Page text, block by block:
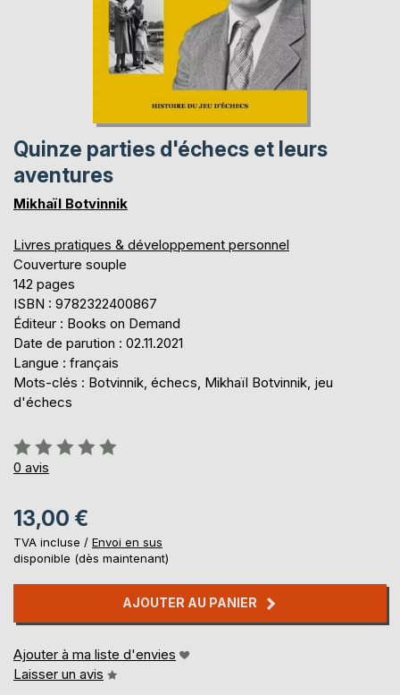
Quinze parties d'échecs et leurs
aventures
Mikhaïl Botvinnik
Livres pratiques & développement personnel
Couverture souple
142 pages
ISBN : 9782322400867
Éditeur : Books on Demand
Date de parution : 02.11.2021
Langue : français
Mots-clés : Botvinnik, échecs, Mikhaïl Botvinnik, jeu
d'échecs
Évaluation:
0%
0 avis
13,00 €
TVA incluse / Envoi en sus
disponible (dès maintenant)
AJOUTER AU PANIER
Ajouter à ma liste d'envies
Laisser un avis